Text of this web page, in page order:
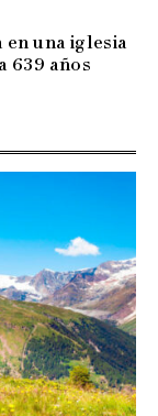
una iglesia
639 años